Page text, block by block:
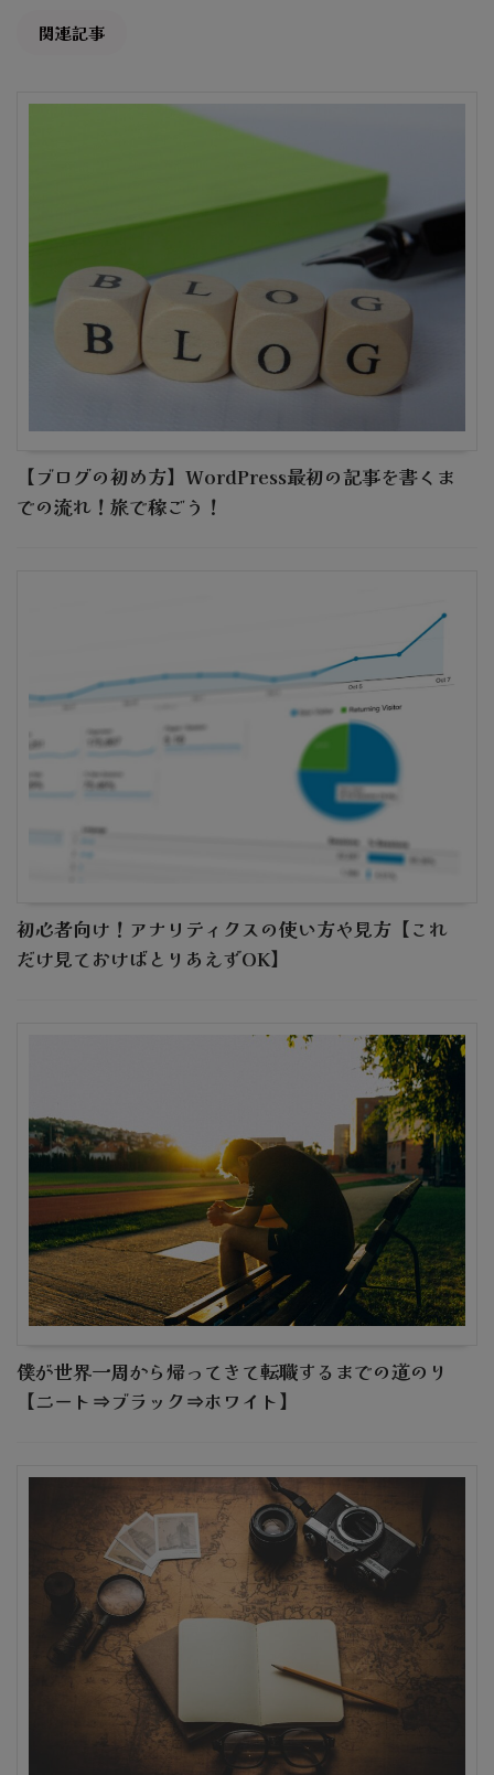
関連記事
【ブログの初め方】WordPress最初の記事を書くま
での流れ！旅で稼ごう！
初心者向け！アナリティクスの使い方や見方【これ
だけ見ておけばとりあえずOK】
僕が世界一周から帰ってきて転職するまでの道のり
【ニート⇒ブラック⇒ホワイト】